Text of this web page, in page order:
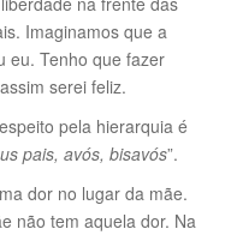
Imaginamos que a
eu. Tenho que fazer
serei feliz.
pela hierarquia é
pais, avós, bisavós”.
dor no lugar da mãe.
não tem aquela dor. Na